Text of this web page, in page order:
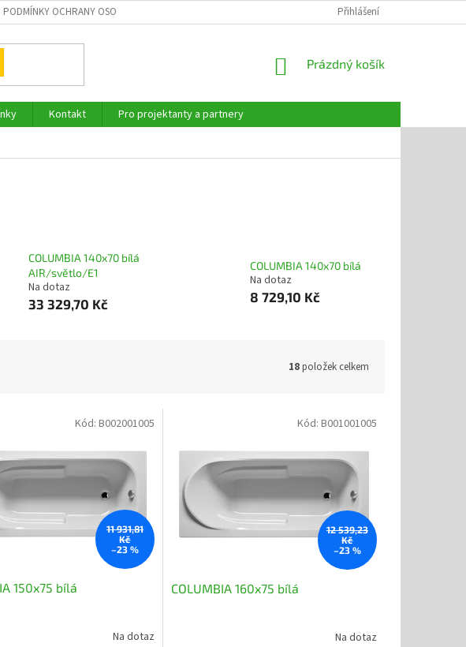
PODMÍNKY OCHRANY OSOBNÍCH ÚDAJŮ Přihlášení
NÁKUPNÍ
Prázdný košík
Kontakt
Pro projektanty a partnery
COLUMBIA 140x70 bílá
AIR/světlo/E1
Na dotaz
33 329,70 Kč
COLUMBIA 140x70 bílá
Na dotaz
8 729,10 Kč
18položek celkem
11 931,81
Kč
–23 %
150x75 bílá
Na dotaz
Kód: B002001005
12 539,23
Kč
–23 %
COLUMBIA 160x75 bílá
Na dotaz
Kód: B001001005